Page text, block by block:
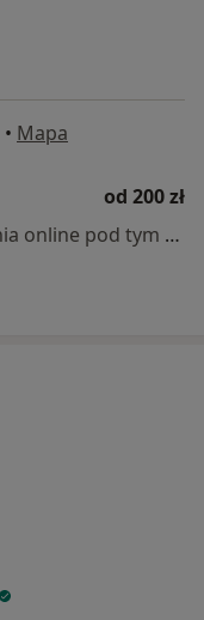
• Mapa
od 200 zł
Specjalista nie oferuje umawiania online pod tym adresem.